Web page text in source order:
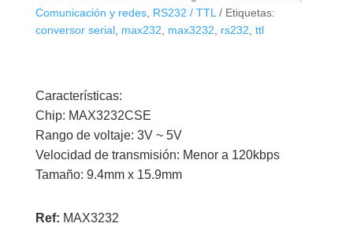
a
TTL
Comunicación y redes, RS232 / TTL
Etiquetas:
conversor serial, max232 max3232 rs232 ttl
Características:
Chip: MAX3232CSE
Rango de voltaje: 3V ~ 5V
Velocidad de transmisión: Menor a 120kbps
Tamaño: 9.4mm x 15.9mm
Ref: MAX3232